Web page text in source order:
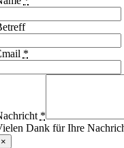
*
*
Dank für Ihre
×